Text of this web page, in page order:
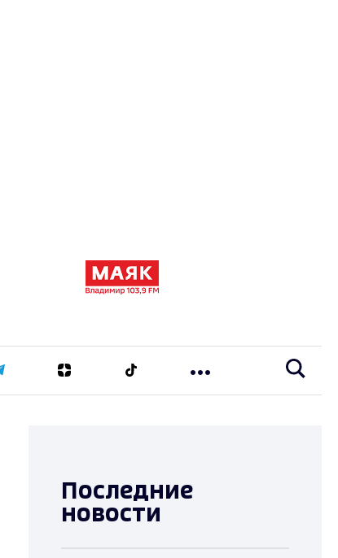
Последние
новости